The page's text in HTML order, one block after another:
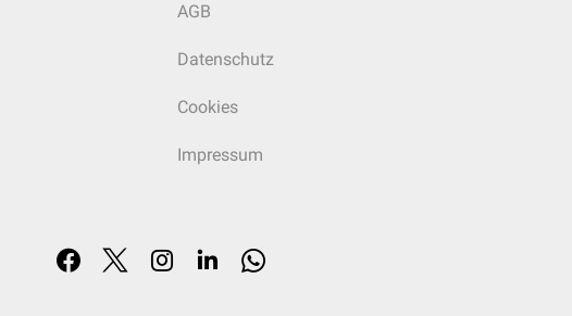
AGB
Datenschutz
Cookies
Impressum